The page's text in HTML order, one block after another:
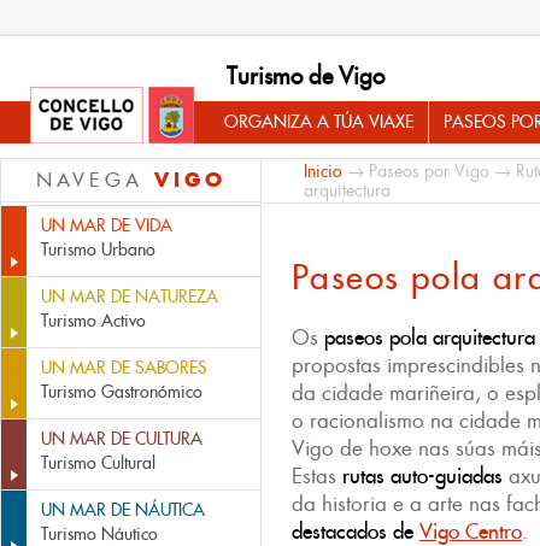
Turismo de Vigo
ORGANIZA A TÚA VIAXE PASEOS
NAVEGA VIGO
UN MAR DE VIDA
Turismo Urbano
UN MAR DE NATUREZA
Turismo Activo
UN MAR DE SABORES
Turismo Gastronómico
UN MAR DE CULTURA
Turismo Cultural
UN MAR DE NÁUTICA
Turismo Náutico
Inicio → Paseos por Vigo →
arquitectura
Paseos pola
Os paseos pola
propostas imprescindibles
da cidade mariñeira, o
o racionalismo na cidade
Vigo de hoxe nas súas
Estas rutas auto-guiadas
da historia e a arte nas
destacados de Vigo Centro.